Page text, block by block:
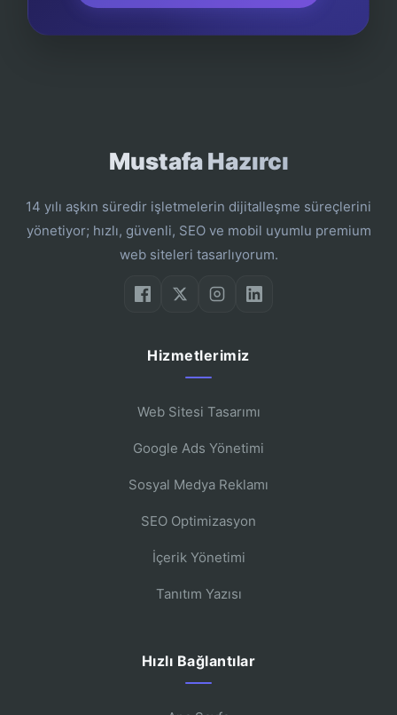
Mustafa Hazırcı
14 yılı aşkın süredir işletmelerin dijitalleşme süreçlerini
yönetiyor; hızlı, güvenli, SEO ve mobil uyumlu premium
web siteleri tasarlıyorum.
Hizmetlerimiz
Web Sitesi Tasarımı
Google Ads Yönetimi
Sosyal Medya Reklamı
SEO Optimizasyon
İçerik Yönetimi
Tanıtım Yazısı
Hızlı Bağlantılar